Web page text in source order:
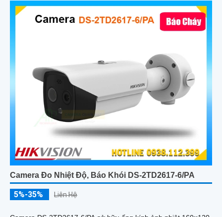
Camera Đo Nhiệt Độ, Báo Khói DS-2TD2617-6/PA
5%-35% Liên Hệ